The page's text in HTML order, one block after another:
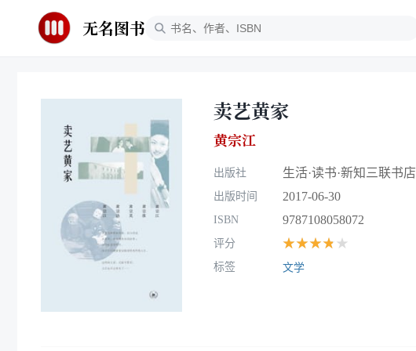
无名图书
卖艺黄家
黄宗江
出版社 生活·读书·新知三联书店
出版时间 2017-06-30
ISBN 9787108058072
评分 ★★★★★
标签 文学